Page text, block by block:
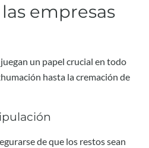
empresas
un papel crucial en todo
hasta la cremación de
de que los restos sean